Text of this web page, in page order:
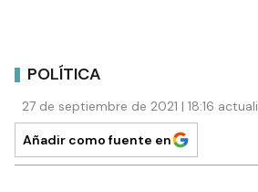
POLÍTICA
27 de septiembre de 2021 | 18:16
Añadir como fuente en